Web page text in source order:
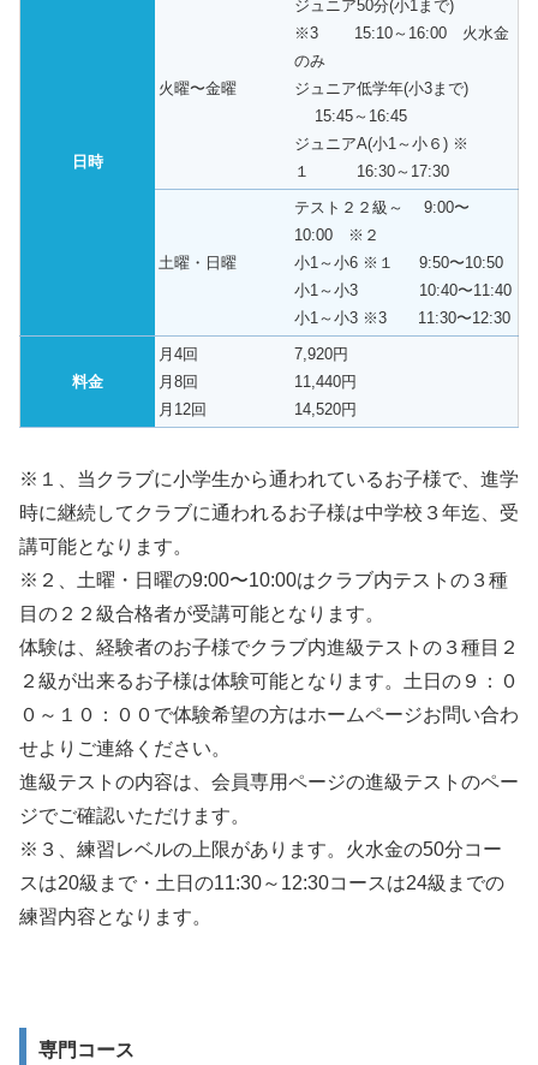
日時
火曜〜金曜
ジュニア50分(小1まで)
※3 15:10～16:00 火水金
のみ
ジュニア低学年(小3まで)
15:45～16:45
ジュニアA(小1～小６) ※
１ 16:30～17:30
土曜・日曜
テスト２２級～ 9:00〜
10:00 ※２
小1～小6 ※１ 9:50〜10:50
小1～小3 10:40〜11:40
小1～小3 ※3 11:30〜12:30
料金
月4回
月8回
月12回
7,920円
11,440円
14,520円
※１、当クラブに小学生から通われているお子様で、進学
時に継続してクラブに通われるお子様は中学校３年迄、受
講可能となります。
※２、土曜・日曜の9:00〜10:00はクラブ内テストの３種
目の２２級合格者が受講可能となります。
体験は、経験者のお子様でクラブ内進級テストの３種目２
２級が出来るお子様は体験可能となります。土日の９：０
０～１０：００で体験希望の方はホームページお問い合わ
せよりご連絡ください。
進級テストの内容は、会員専用ページの進級テストのペー
ジでご確認いただけます。
※３、練習レベルの上限があります。火水金の50分コー
スは20級まで・土日の11:30～12:30コースは24級までの
練習内容となります。
専門コース